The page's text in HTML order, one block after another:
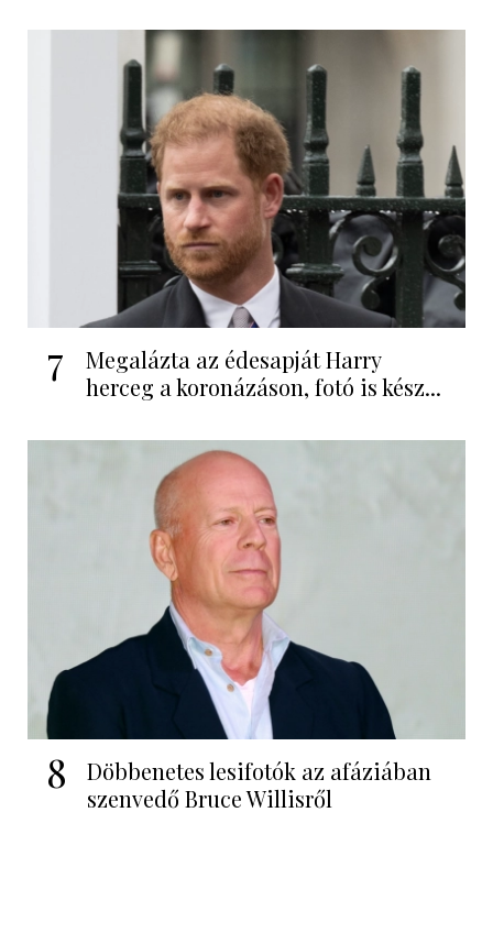
7
Megalázta az édesapját Harry
herceg a koronázáson, fotó is kész...
8
Döbbenetes lesifotók az afáziában
szenvedő Bruce Willisről